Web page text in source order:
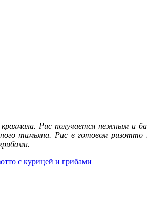
Рис получается нежным и
тимьяна. Рис в готовом